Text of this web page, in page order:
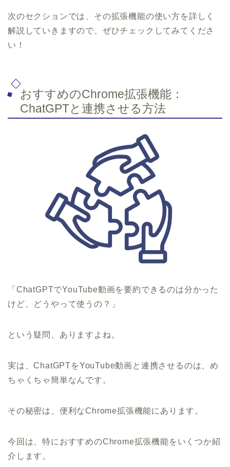
次のセクションでは、その拡張機能の使い方を詳しく
解説していきますので、ぜひチェックしてみてくださ
い！
おすすめのChrome拡張機能：
ChatGPTと連携させる方法
「ChatGPTでYouTube動画を要約できるのは分かった
けど、どうやって使うの？」
という疑問、ありますよね。
実は、ChatGPTをYouTube動画と連携させるのは、め
ちゃくちゃ簡単なんです。
その秘密は、便利なChrome拡張機能にあります。
今回は、特におすすめのChrome拡張機能をいくつか紹
介します。